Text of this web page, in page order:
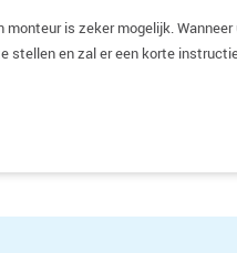
is zeker mogelijk.
stellen en zal er een korte